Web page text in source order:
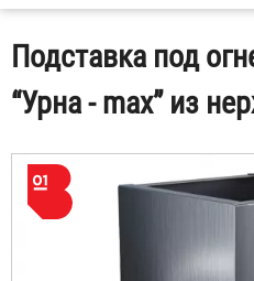
Подставка под
“Урна - max” из